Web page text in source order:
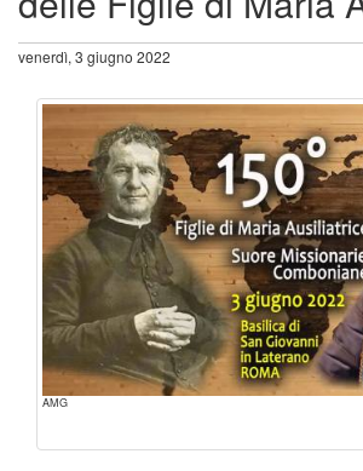
venerdì, 3 giugno 2022
AMG